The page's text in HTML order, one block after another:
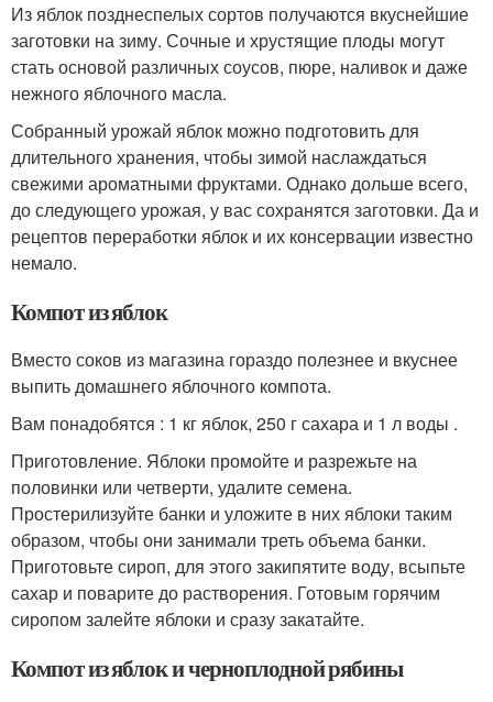
Из яблок позднеспелых сортов получаются вкуснейшие
заготовки на зиму. Сочные и хрустящие плоды могут
стать основой различных соусов, пюре, наливок и даже
нежного яблочного масла.
Собранный урожай яблок можно подготовить для
длительного хранения, чтобы зимой наслаждаться
свежими ароматными фруктами. Однако дольше всего,
до следующего урожая, у вас сохранятся заготовки. Да и
рецептов переработки яблок и их консервации известно
немало.
Компот из яблок
Вместо соков из магазина гораздо полезнее и вкуснее
выпить домашнего яблочного компота.
Вам понадобятся : 1 кг яблок, 250 г сахара и 1 л воды .
Приготовление. Яблоки промойте и разрежьте на
половинки или четверти, удалите семена.
Простерилизуйте банки и уложите в них яблоки таким
образом, чтобы они занимали треть объема банки.
Приготовьте сироп, для этого закипятите воду, всыпьте
сахар и поварите до растворения. Готовым горячим
сиропом залейте яблоки и сразу закатайте.
Компот из яблок и черноплодной рябины